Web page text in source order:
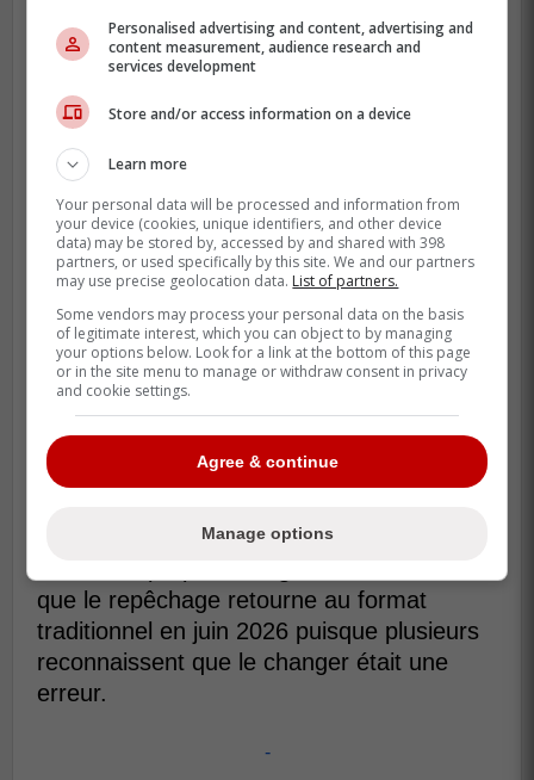
Déjà des regrets chez les DG:
retour du repêchage
traditionnel dès 2026?
réputé de Sportsnet, il semblerait que le
repêchage décentralisé ne fasse pas long
que le repêchage retourne au format
traditionnel en juin 2026 puisque plusieurs
reconnaissent que le changer était une
erreur.
-
Personalised advertising and content, advertising and
content measurement, audience research and
services development
Store and/or access information on a device
Learn more
Your personal data will be processed and information from
your device (cookies, unique identifiers, and other device
data) may be stored by, accessed by and shared with 398
partners, or used specifically by this site. We and our partners
may use precise geolocation data. List of partners.
Some vendors may process your personal data on the basis
of legitimate interest, which you can object to by managing
your options below. Look for a link at the bottom of this page
or in the site menu to manage or withdraw consent in privacy
and cookie settings.
Agree & continue
Manage options